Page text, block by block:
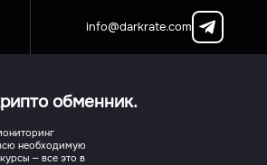
info@darkrate.com
обменник.
необходимую
— все это в